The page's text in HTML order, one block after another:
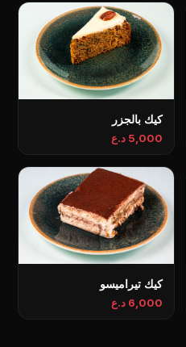
كيك بالجزر
5,000 د.ع
كيك تيراميسو
6,000 د.ع